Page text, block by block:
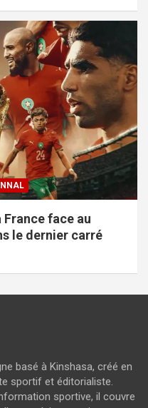
France face au
le dernier carré
basé à Kinshasa, créé en
sportif et éditorialiste.
sportive, il couvre